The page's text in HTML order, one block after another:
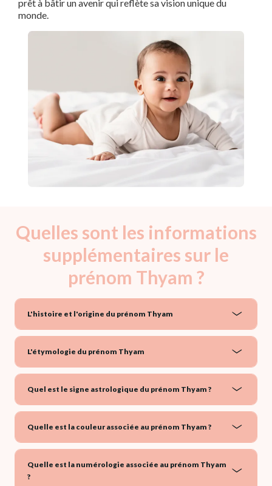
prêt à bâtir un avenir qui reflète sa vision unique du
monde.
Quelles sont les informations
supplémentaires sur le
prénom Thyam ?
L'histoire et l'origine du prénom Thyam
L'étymologie du prénom Thyam
Quel est le signe astrologique du prénom Thyam ?
Quelle est la couleur associée au prénom Thyam ?
Quelle est la numérologie associée au prénom Thyam
?